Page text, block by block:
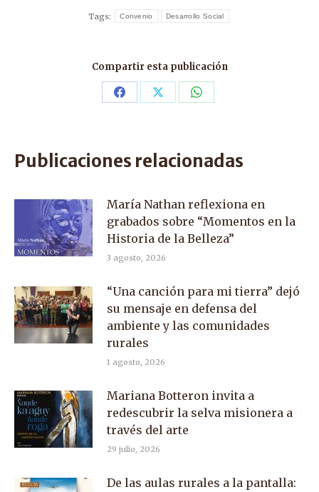
Tags: Convenio Desarrollo Social
Compartir esta publicación
Share Share Share
Publicaciones relacionadas
María Nathan reflexiona en
grabados sobre “Momentos en la
Historia de la Belleza”
3 agosto, 2026
“Una canción para mi tierra” dejó
su mensaje en defensa del
ambiente y las comunidades
rurales
1 agosto, 2026
Mariana Botteron invita a
redescubrir la selva misionera a
través del arte
29 julio, 2026
De las aulas rurales a la pantalla: